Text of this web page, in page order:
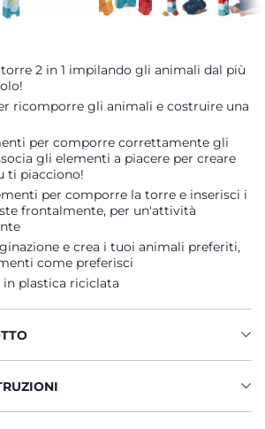
2 in 1 impilando gli animali dal più
ricomporre gli animali e costruire una
per comporre correttamente gli
gli elementi a piacere per creare
ti piacciono!
per comporre la torre e inserisci i
frontalmente, per un'attività
e crea i tuoi animali preferiti,
come preferisci
in plastica riciclata